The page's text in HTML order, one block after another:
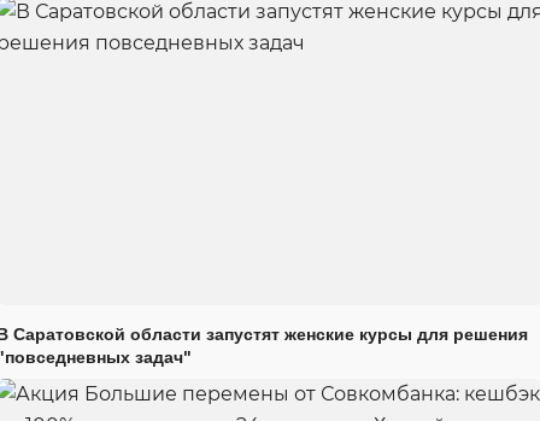
Саратовской области запустят женские курсы для решения
задач"